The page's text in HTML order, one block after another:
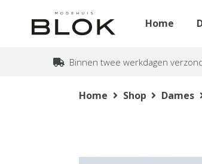
Home
Binnen twee werkdagen
Home Shop Dames